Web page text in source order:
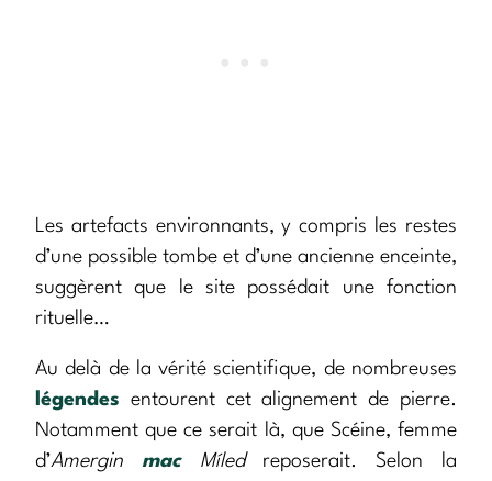
Les artefacts environnants, y compris les restes
d’une possible tombe et d’une ancienne enceinte,
suggèrent que le site possédait une fonction
rituelle…
Au delà de la vérité scientifique, de nombreuses
légendes entourent cet alignement de pierre.
Notamment que ce serait là, que Scéine, femme
d’Amergin macMíled reposerait. Selon la